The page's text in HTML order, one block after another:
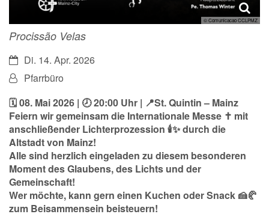
© Comunicacao CCLPMZ
Procissão Velas
Datum:Di. 14. Apr. 2026
Von:Pfarrbüro
🗓️ 08. Mai 2026 | 🕗 20:00 Uhr | 📍St. Quintin – Mainz
Feiern wir gemeinsam die Internationale Messe ✝️ mit
anschließender Lichterprozession 🕯️✨ durch die
Altstadt von Mainz!
Alle sind herzlich eingeladen zu diesem besonderen
Moment des Glaubens, des Lichts und der
Gemeinschaft!
Wer möchte, kann gern einen Kuchen oder Snack 🍰🥐
zum Beisammensein beisteuern!